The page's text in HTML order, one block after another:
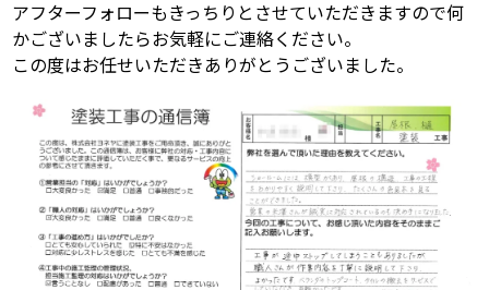
アフターフォローもきっちりとさせていただきますので何
かございましたらお気軽にご連絡ください。
この度はお任せいただきありがとうございました。